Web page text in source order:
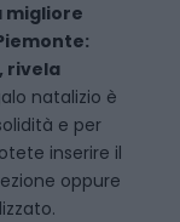
migliore
rivela
natalizio è
e per
inserire il
oppure